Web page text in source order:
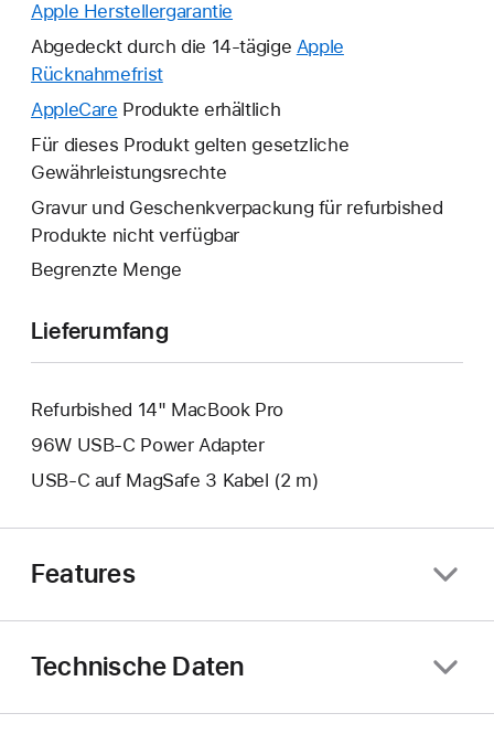
Apple Herstellergarantie
neues
geöffnet.
Abgedeckt durch die 14-tägige Apple
RücknahmefristEin
neues
wird
geöffnet.
AppleCare Ein
neues
Fenster
geöffnet.
Produkte erhältlich
Für dieses Produkt gelten gesetzliche
Gewährleistungsrechte
Gravur und Geschenkverpackung für refurbished
Produkte nicht verfügbar
Begrenzte Menge
Lieferumfang
Refurbished 14" MacBook Pro
96W USB‑C Power Adapter
USB‑C auf MagSafe 3 Kabel (2 m)
Features
Technische Daten